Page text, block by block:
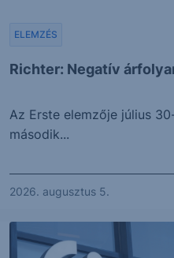
Richter: Negatív
ELEMZÉS
Az Erste elemzője július
második...
2026. augusztus 5.